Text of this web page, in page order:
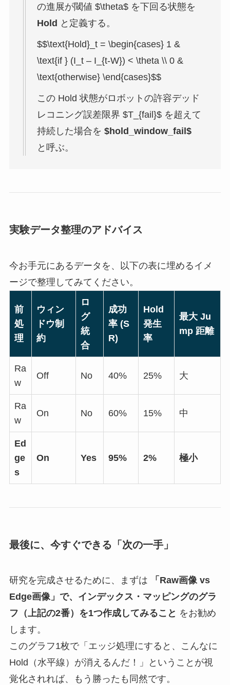
の進展が閾値 $\theta$を下回る状態を
Hold と定義する。
$$\text{Hold}_t = \begin{cases} 1 &
\text{if } (I_t – I_{t-W}) < \theta \\ 0 &
\text{otherwise} \end{cases}$$
この Hold 状態がロボットの許容デッド
レコニング誤差限界 $T_{fail}$を超えて
持続した場合を $hold_window_fail$
と呼ぶ。
実験データ整理のアドバイス
今お手元にあるデータを、以下の表に埋めるイメ
ージで整理してみてください。
前
処
理
ウィン
ドウ制
約
ロ
グ
統
合
成功
率 (S
R)
Hold
発生
率
最大 Ju
mp 距離
Ra
w
Off No 40% 25% 大
Ra
w
On No 60% 15% 中
Ed
ge
s
On Yes 95% 2% 極小
最後に、今すぐできる「次の一手」
研究を完成させるために、まずは
「Raw画像 vs
Edge画像」で、インデックス・マッピングのグラ
フ（上記の2番）を1つ作成してみること をお勧め
します。
このグラフ1枚で「エッジ処理にすると、こんなに
Hold（水平線）が消えるんだ！」ということが視
覚化されれば、もう勝ったも同然です。